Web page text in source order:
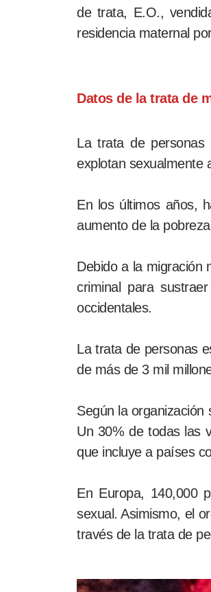
de trata, E.O.,
residencia maternal
Datos de la trata de
La trata de
explotan sexualmente
En los últimos años,
aumento de la
Debido a la migración
criminal para
occidentales.
La trata de personas
de más de 3 mil
Según la
Un 30% de todas las
que incluye a países
En Europa, 140,000
sexual. Asimismo, el
través de la trata de